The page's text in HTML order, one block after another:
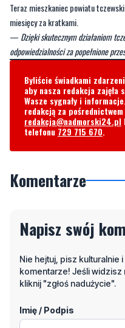
Teraz mieszkaniec powiatu
miesięcy za kratkami.
— Dzięki skutecznym działaniom
odpowiedzialności za popełnione
Byliście świadkami
aby nasza redakcja zajęła
Wasze sygnały i
redakcją za
redakcja@nadmorski24.pl
telefonu 729 715 670.
Komentarze
Napisz swój
Nie hejtuj, pisz kulturalnie
komentarze! Jeśli
kliknij "zgłoś nadużycie".
Imię / Podpis